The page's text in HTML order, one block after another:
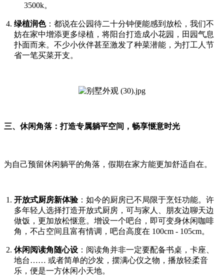
3500k。
绿植润色：都说在公园待二十分钟便能感到放松，我们不
妨在家中增添更多绿植，将阳台打造成小花园，田园气息
扑面而来。不少小伙伴甚至激发了种菜潜能，为打工人节
省一笔买菜开支。
三、休闲角落：打造专属躺平空间，畅享惬意时光
为自己预留休闲躺平的角落，假期在家方能更加舒适自在。
开放式厨房新体验：如今的厨房已不局限于烹饪功能。许
多年轻人选择打造开放式厨房，可与家人、朋友边聊天边
做饭，更加放松惬意。增设一个吧台，即可变身休闲咖啡
角，不占空间且富有情调，吧台高度在 100cm - 105cm。
休闲阅读角随心设 ：阅读角并非一定要配备书桌，卡座、
地台…… 或者简单的沙发，摆满心仪之物，播放轻柔音
乐，便是一方休闲小天地。